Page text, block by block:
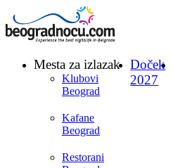
Mesta za izlazak
Klubovi
Beograd
Kafane
Beograd
Restorani
Doček
2027